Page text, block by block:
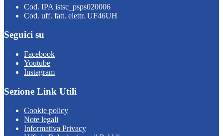
Cod. IPA istsc_psps020006
Cod. uff. fatt. elettr. UF46UH
Seguici su
Facebook
Youtube
Instagram
Sezione Link Utili
Cookie policy
Note legali
Informativa Privacy